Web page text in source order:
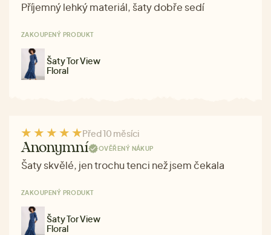
Příjemný lehký materiál, šaty dobře sedí
ZAKOUPENÝ PRODUKT
Šaty Tor View
Floral
Před 10 měsíci
Anonymní OVĚŘENÝ NÁKUP
Šaty skvělé, jen trochu tenci než jsem čekala
ZAKOUPENÝ PRODUKT
Šaty Tor View
Floral